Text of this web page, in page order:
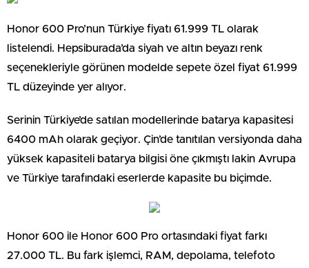
Honor 600 Pro’nun Türkiye fiyatı 61.999 TL olarak
listelendi. Hepsiburada’da siyah ve altın beyazı renk
seçenekleriyle görünen modelde sepete özel fiyat 61.999
TL düzeyinde yer alıyor.
Serinin Türkiye’de satılan modellerinde batarya kapasitesi
6400 mAh olarak geçiyor. Çin’de tanıtılan versiyonda daha
yüksek kapasiteli batarya bilgisi öne çıkmıştı lakin Avrupa
ve Türkiye tarafındaki eserlerde kapasite bu biçimde.
Honor 600 ile Honor 600 Pro ortasındaki fiyat farkı
27.000 TL. Bu fark işlemci, RAM, depolama, telefoto